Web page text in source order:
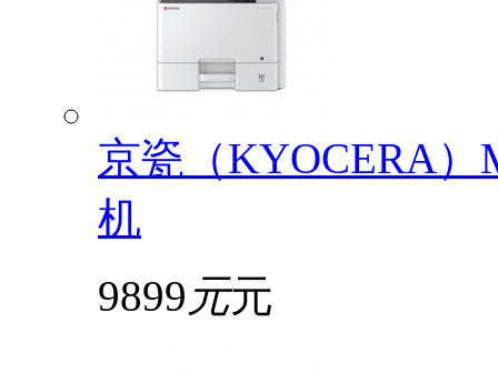
京瓷（KYOCERA）
机
9899 元元